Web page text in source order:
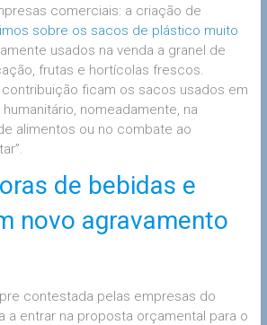
comerciais: a criação de
sobre os sacos de plástico muito
usados na venda a granel de
frutas e hortícolas frescos.
ficam os sacos usados em
nomeadamente, na
alimentos ou no combate ao
de bebidas e
novo agravamento
contestada pelas empresas do
a entrar na proposta orçamental para o